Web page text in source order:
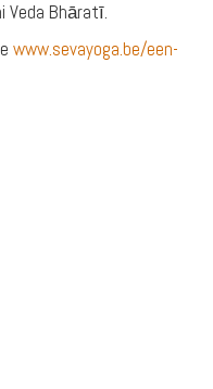
Veda Bhāratī.
www.sevayoga.be/een-